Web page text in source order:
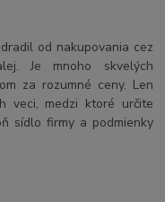
od nakupovania cez
Je mnoho skvelých
za rozumné ceny. Len
veci, medzi ktoré určite
sídlo firmy a podmienky